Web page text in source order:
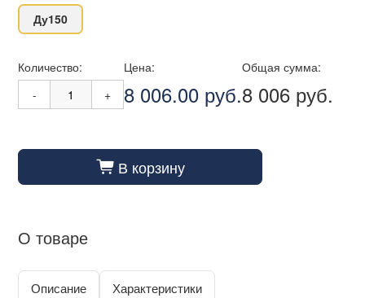
Ду150
Количество:
-
+
Цена:
8 006.00 руб.
Общая сумма:
8 006 руб.
cart_fill В корзину
О товаре
Описание Характеристики